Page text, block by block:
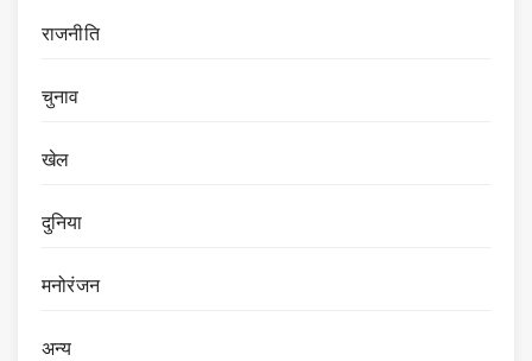
राजनीति
चुनाव
खेल
दुनिया
मनोरंजन
अन्य